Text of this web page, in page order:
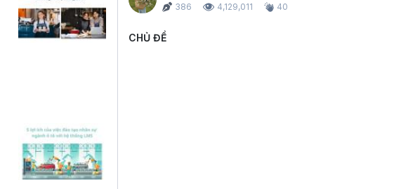
386 4,129,011 40
CHỦ ĐỀ